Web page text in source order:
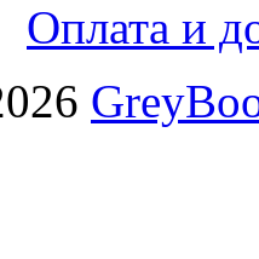
Оплата и